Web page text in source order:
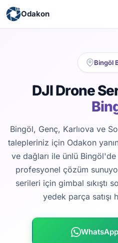
Odakon
Bingöl
DJI Drone
Bingöl, Genç, Karlıova ve
talepleriniz için Odakon
ve dağları ile ünlü
profesyonel çözüm
serileri için gimbal sıkıştı
yedek parça satışı